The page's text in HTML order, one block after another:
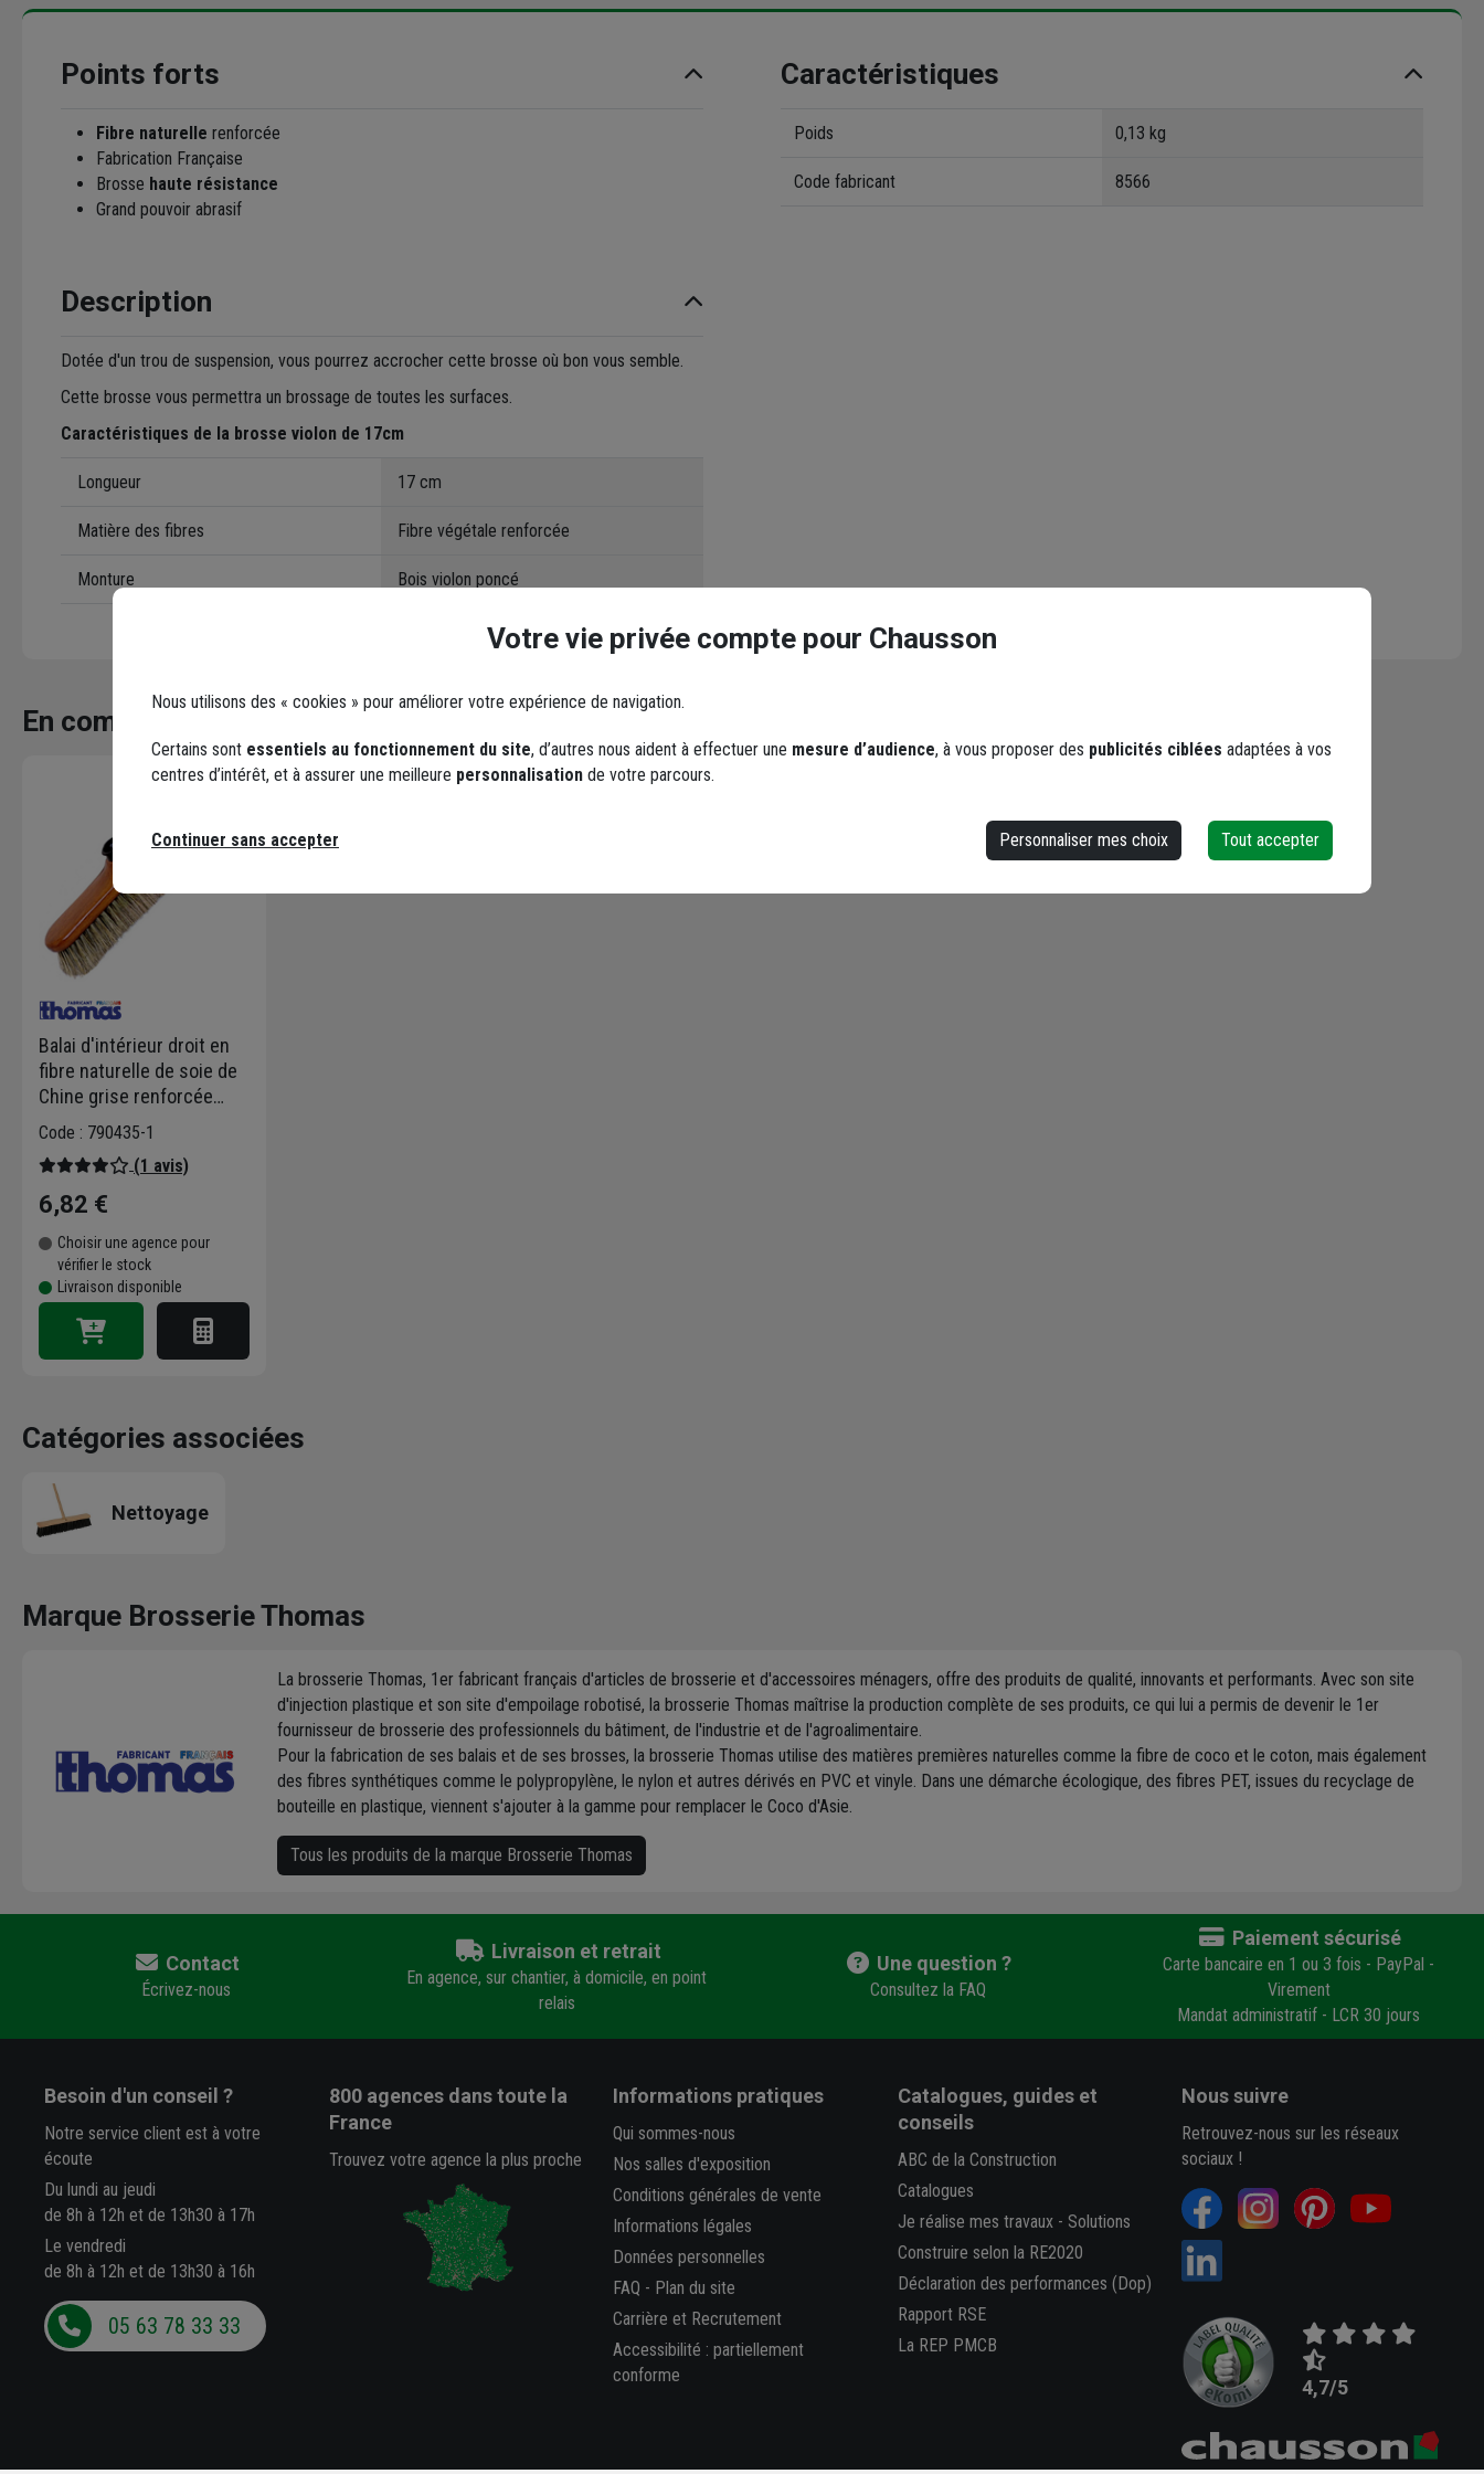
Points forts
Fibre naturelle renforcée
Fabrication Française
Brosse haute résistance
Grand pouvoir abrasif
Description
Dotée d'un trou de suspension, vous pourrez accrocher cette brosse où bon vous semble.
Cette brosse vous permettra un brossage de toutes les surfaces.
Caractéristiques de la brosse violon de 17cm
Longueur 17 cm
Matière des fibres Fibre végétale renforcée
Monture Bois violon poncé
Caractéristiques
Poids 0,13 kg
Code fabricant 8566
En complément
Balai d'intérieur droit en
fibre naturelle de soie de
Chine grise renforcée
S/45 - sans manche
Code : 790435-1
(1 avis)
6,82 €
Choisir une agence pour
vérifier le stock
Livraison disponible
Catégories associées
Nettoyage
Marque Brosserie Thomas
La brosserie Thomas, 1er fabricant français d'articles de brosserie et d'accessoires ménagers, offre des produits de qualité, innovants et performants. Avec son site
d'injection plastique et son site d'empoilage robotisé, la brosserie Thomas maîtrise la production complète de ses produits, ce qui lui a permis de devenir le 1er
fournisseur de brosserie des professionnels du bâtiment, de l'industrie et de l'agroalimentaire.
Pour la fabrication de ses balais et de ses brosses, la brosserie Thomas utilise des matières premières naturelles comme la fibre de coco et le coton, mais également
des fibres synthétiques comme le polypropylène, le nylon et autres dérivés en PVC et vinyle. Dans une démarche écologique, des fibres PET, issues du recyclage de
bouteille en plastique, viennent s'ajouter à la gamme pour remplacer le Coco d'Asie.
Tous les produits de la marque Brosserie Thomas
Contact
Écrivez-nous
Livraison et retrait
En agence, sur chantier, à domicile, en point
relais
Une question ?
Consultez la FAQ
Paiement sécurisé
Carte bancaire en 1 ou 3 fois - PayPal -
Virement
Mandat administratif - LCR 30 jours
Besoin d'un conseil ?
Notre service client est à votre
écoute
Du lundi au jeudi
de 8h à 12h et de 13h30 à 17h
Le vendredi
de 8h à 12h et de 13h30 à 16h
05 63 78 33 33
800 agencesdans toute la
France
Trouvez votre agence la plus proche
Informations pratiques
Qui sommes-nous
Nos salles d'exposition
Conditions générales de vente
Informations légales
Données personnelles
FAQ - Plan du site
Carrière et Recrutement
Accessibilité : partiellement
conforme
Catalogues, guides et
conseils
ABC de la Construction
Catalogues
Je réalise mes travaux- Solutions
Construire selon la RE2020
Déclaration des performances (Dop)
Rapport RSE
La REP PMCB
Nous suivre
Retrouvez-nous sur les réseaux
sociaux !
4,7/5
Votre vie privée compte pour Chausson
Nous utilisons des « cookies » pour améliorer votre expérience de navigation.
Certains sont essentiels au fonctionnement du site, d’autres nous aident à effectuer une mesure d’audience, à vous proposer des publicités ciblées adaptées à vos
centres d’intérêt, et à assurer une meilleure personnalisation de votre parcours.
Personnaliser mes choix Tout accepter
Continuer sans accepter